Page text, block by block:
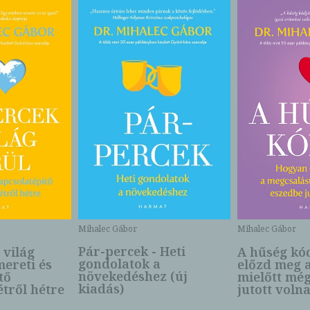
világ
és
hétre
Mihalec Gábor
Pár-percek - Heti
gondolatok a
növekedéshez (új
kiadás)
Mihalec Gábor
A hűség
előzd meg
mielőtt
jutott